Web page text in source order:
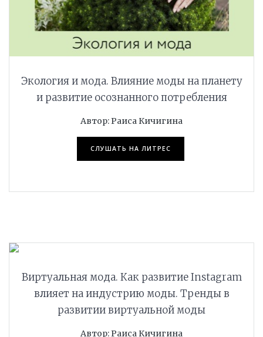
Экология и мода. Влияние моды на планету
и развитие осознанного потребления
Автор: Раиса Кичигина
СЛУШАТЬ НА ЛИТРЕС
Виртуальная мода. Как развитие Instagram
влияет на индустрию моды. Тренды в
развитии виртуальной моды
Автор: Раиса Кичигина